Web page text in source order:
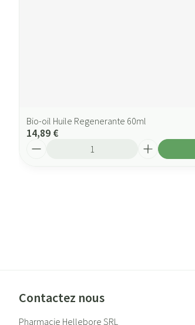
Bio-oil Huile Regenerante 60ml
14,89 €
Contactez nous
Pharmacie Hellebore SRL